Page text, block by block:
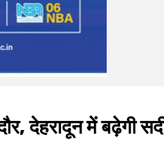
देहरादून में बढ़ेगी